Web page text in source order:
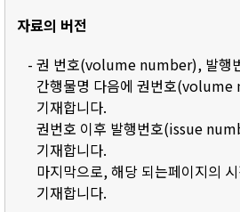
자료의 버전
- 권 번호(volume number), 발행
간행물명 다음에 권번호
기재합니다.
권번호 이후 발행번호(issue
기재합니다.
마지막으로, 해당 되는페이지의
기재합니다.